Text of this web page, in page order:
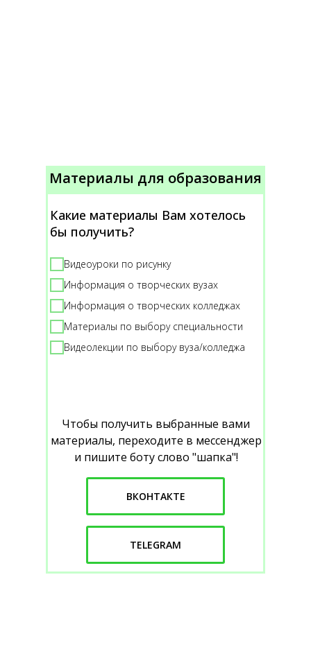
Какие материалы Вам хотелось
бы получить?
Видеоуроки по рисунку
Информация о творческих вузах
Информация о творческих колледжах
Материалы по выбору специальности
Видеолекции по выбору вуза/колледжа
Чтобы получить выбранные вами
материалы, переходите в мессенджер
и пишите боту слово "шапка"!
ВКОНТАКТЕ
TELEGRAM
Материалы для образования